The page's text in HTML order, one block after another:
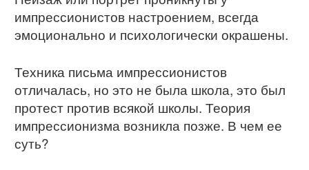
импрессионистов настроением, всегда
эмоционально и психологически окрашены.
Техника письма импрессионистов
отличалась, но это не была школа, это был
протест против всякой школы. Теория
импрессионизма возникла позже. В чем ее
суть?